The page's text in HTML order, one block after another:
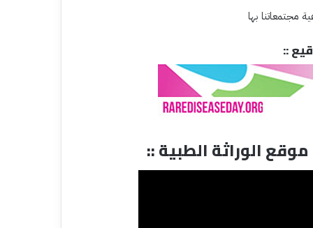
مجتمعاتنا بها